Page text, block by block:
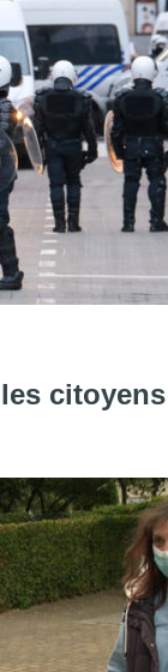
citoyens